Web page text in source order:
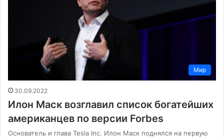
Мир
30.09.2022
Илон Маск возглавил список богатейших
американцев по версии Forbes
Основатель и глава Tesla Inc. Илон Маск поднялся на первую